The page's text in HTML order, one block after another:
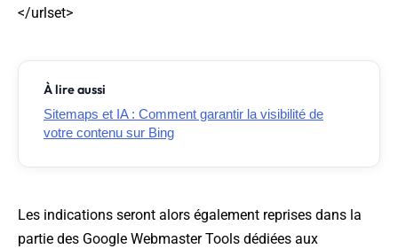
</urlset>
À lire aussi
Sitemaps et IA : Comment garantir la visibilité de
votre contenu sur Bing
Les indications seront alors également reprises dans la
partie des Google Webmaster Tools dédiées aux